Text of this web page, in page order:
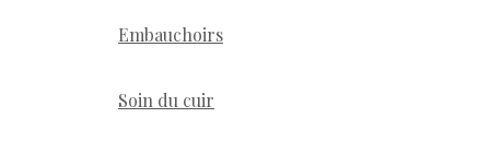
Embauchoirs
Soin du cuir